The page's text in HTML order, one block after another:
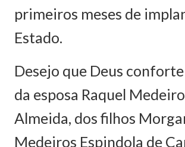
primeiros meses de
Estado.
Desejo que Deus
da esposa Raquel
Almeida, dos filhos
Medeiros Espindola de